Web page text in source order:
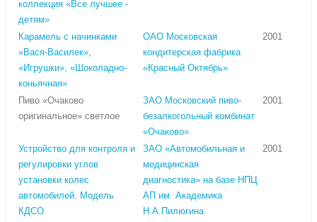
коллекция «Все лучшее -
детям»
Карамель с начинками
«Вася-Василек»,
«Игрушки», «Шоколадно-
коньячная»
ОАО Московская
кондитерская фабрика
«Красный Октябрь»
2001
Пиво «Очаково
оригинальное» светлое
ЗАО Московский пиво-
безалкогольный комбинат
«Очаково»
2001
Устройство для контроля и
регулировки углов
установки колес
автомобилей. Модель
КДСО
ЗАО «Автомобильная и
медицинская
диагностика» на базе НПЦ
АП им. Академика
Н.А.Пилюгина
2001